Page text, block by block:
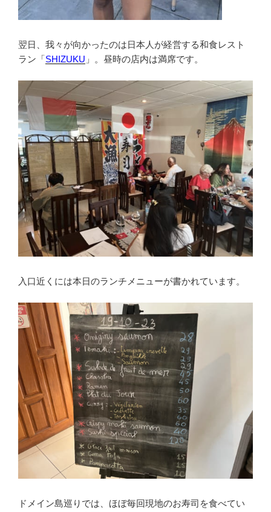
翌日、我々が向かったのは日本人が経営する和食レスト
ラン「 SHIZUKU 」。昼時の店内は満席です。
入口近くには本日のランチメニューが書かれています。
ドメイン島巡りでは、ほぼ毎回現地のお寿司を食べてい